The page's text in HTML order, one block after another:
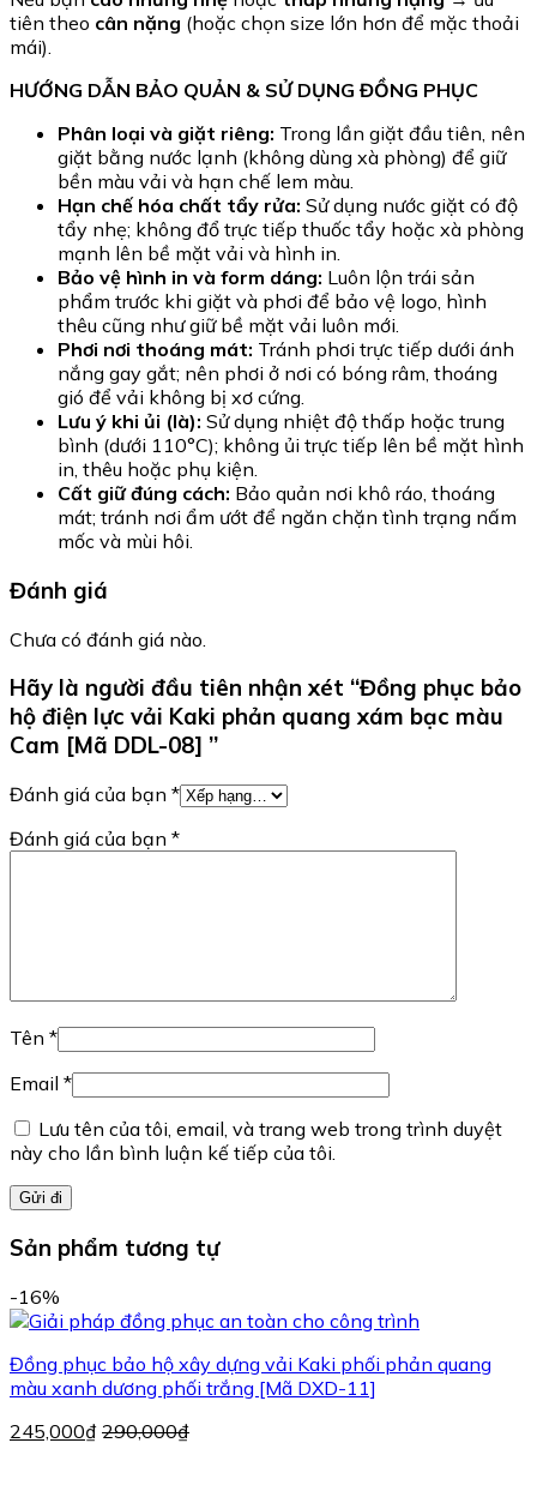
tiên theo cân nặng (hoặc chọn size lớn hơn để mặc thoải
mái).
HƯỚNG DẪN BẢO QUẢN & SỬ DỤNG ĐỒNG PHỤC
Phân loại và giặt riêng: Trong lần giặt đầu tiên, nên
giặt bằng nước lạnh (không dùng xà phòng) để giữ
bền màu vải và hạn chế lem màu.
Hạn chế hóa chất tẩy rửa: Sử dụng nước giặt có độ
tẩy nhẹ; không đổ trực tiếp thuốc tẩy hoặc xà phòng
mạnh lên bề mặt vải và hình in.
Bảo vệ hình in và form dáng: Luôn lộn trái sản
phẩm trước khi giặt và phơi để bảo vệ logo, hình
thêu cũng như giữ bề mặt vải luôn mới.
Phơi nơi thoáng mát: Tránh phơi trực tiếp dưới ánh
nắng gay gắt; nên phơi ở nơi có bóng râm, thoáng
gió để vải không bị xơ cứng.
Lưu ý khi ủi (là): Sử dụng nhiệt độ thấp hoặc trung
bình (dưới 110°C); không ủi trực tiếp lên bề mặt hình
in, thêu hoặc phụ kiện.
Cất giữ đúng cách: Bảo quản nơi khô ráo, thoáng
mát; tránh nơi ẩm ướt để ngăn chặn tình trạng nấm
mốc và mùi hôi.
Đánh giá
Chưa có đánh giá nào.
Hãy là người đầu tiên nhận xét “Đồng phục bảo
hộ điện lực vải Kaki phản quang xám bạc màu
Cam [Mã DDL-08] ”
Đánh giá của bạn *
Đánh giá của bạn *
Tên *
Email *
Lưu tên của tôi, email, và trang web trong trình duyệt
này cho lần bình luận kế tiếp của tôi.
Sản phẩm tương tự
-16%
Đồng phục bảo hộ xây dựng vải Kaki phối phản quang
màu xanh dương phối trắng [Mã DXD-11]
245,000₫ 290,000₫